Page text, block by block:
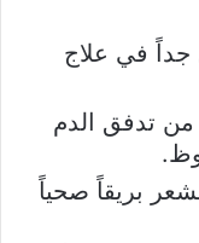
جداً في علاج
من تدفق الدم
بريقاً صحياً